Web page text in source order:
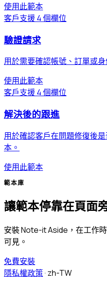
使用此範本
客戶支援4 個欄位
驗證請求
用於需要確認帳號、訂單或
使用此範本
客戶支援4 個欄位
解決後的跟進
用於確認客戶在問題修復後
本。
使用此範本
範本庫
讓範本停靠在頁面
安裝 Note-it Aside，在工作
可見。
免費安裝
隱私權政策· zh-TW